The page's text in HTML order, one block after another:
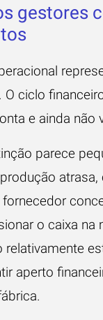
gestores
O ciclo
e ainda não
parece
o caixa
relativamente
aperto